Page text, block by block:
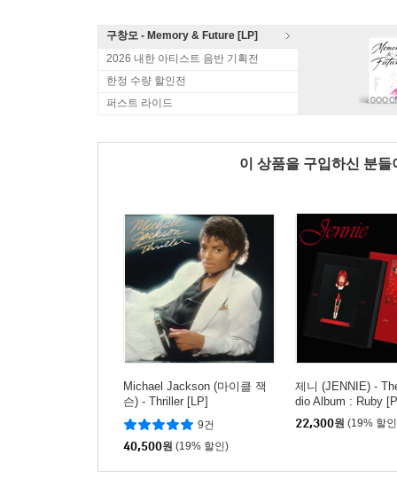
구창모 - Memory & Future [LP]
2026 내한 아티스트 음반 기획전
한정 수량 할인전
퍼스트 라이드
이 상품을 구입하신 분
Michael Jackson (마이클 잭
슨) - Thriller [LP]
9건
40,500원 (19% 할인)
제니 (JENNIE) -
dio Album : Ruby
- Jane Version]
22,300원 (19% 할